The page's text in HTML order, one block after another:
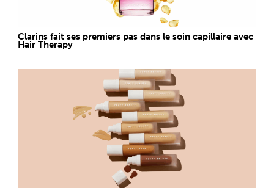
Clarins fait ses premiers pas dans le soin capillaire avec
Hair Therapy